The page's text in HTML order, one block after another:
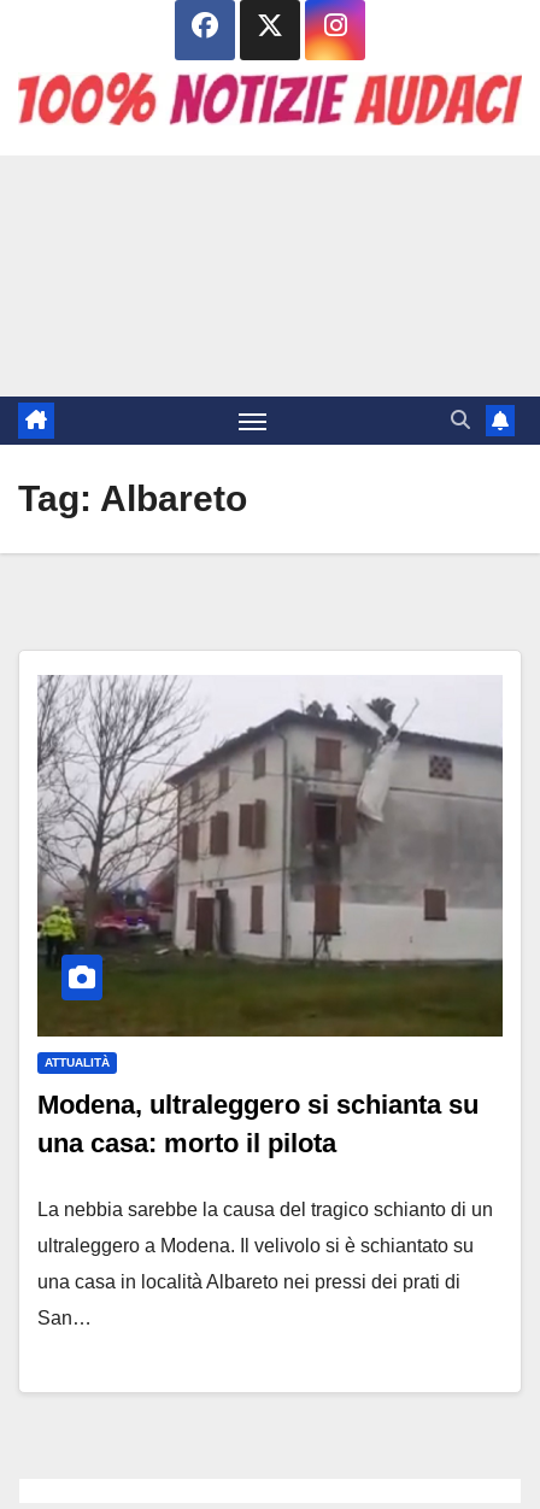
contenuto
Tag: Albareto
ATTUALITÀ
Modena, ultraleggero si schianta su
una casa: morto il pilota
La nebbia sarebbe la causa del tragico schianto di un
ultraleggero a Modena. Il velivolo si è schiantato su
una casa in località Albareto nei pressi dei prati di
San…